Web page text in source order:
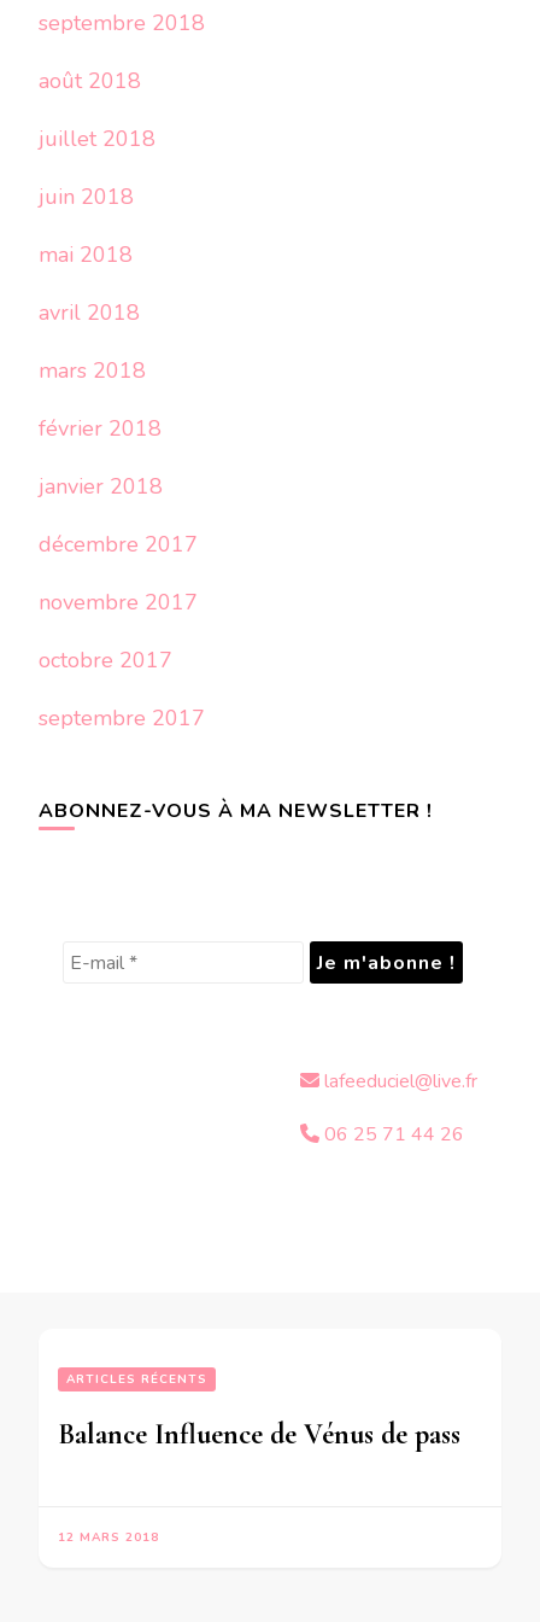
septembre 2018
août 2018
juillet 2018
juin 2018
mai 2018
avril 2018
mars 2018
février 2018
janvier 2018
décembre 2017
novembre 2017
octobre 2017
septembre 2017
ABONNEZ-VOUS À MA NEWSLETTER !
lafeeduciel@live.fr
06 25 71 44 26
ARTICLES RÉCENTS
12 MARS 2018